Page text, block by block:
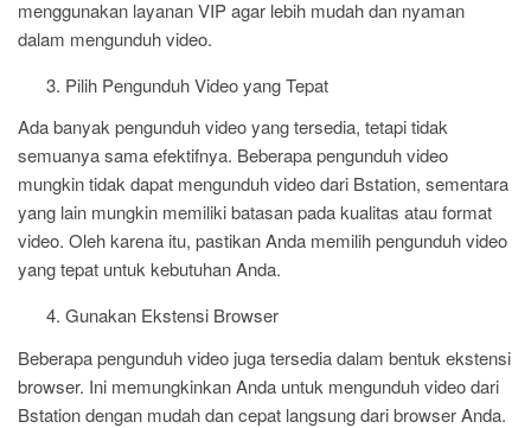
menggunakan layanan VIP agar lebih mudah dan nyaman
dalam mengunduh video.
Pilih Pengunduh Video yang Tepat
Ada banyak pengunduh video yang tersedia, tetapi tidak
semuanya sama efektifnya. Beberapa pengunduh video
mungkin tidak dapat mengunduh video dari Bstation, sementara
yang lain mungkin memiliki batasan pada kualitas atau format
video. Oleh karena itu, pastikan Anda memilih pengunduh video
yang tepat untuk kebutuhan Anda.
Gunakan Ekstensi Browser
Beberapa pengunduh video juga tersedia dalam bentuk ekstensi
browser. Ini memungkinkan Anda untuk mengunduh video dari
Bstation dengan mudah dan cepat langsung dari browser Anda.